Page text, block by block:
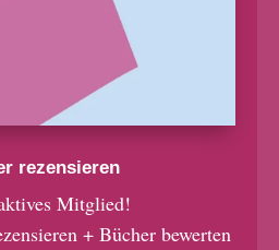
rezensieren
Mitglied!
+ Bücher bewerten